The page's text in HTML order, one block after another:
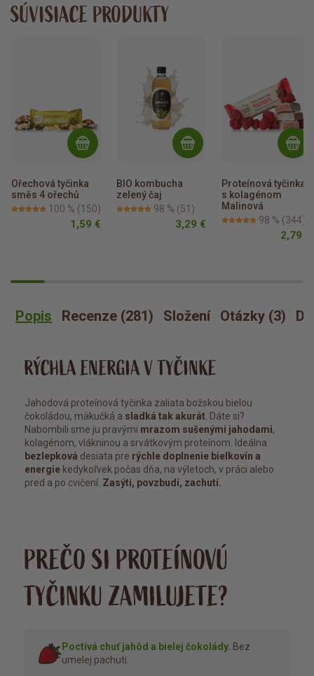
SÚVISIACE PRODUKTY
Ořechová tyčinka
směs 4 ořechů
100 % (150)
1,59 €
BIO kombucha
zelený čaj
98 % (51)
3,29 €
Proteínová tyčinka
s kolagénom
Malinová
98 % (344)
2,79 €
Popis Recenze (281) Složení Otázky (3)
RÝCHLA ENERGIA V TYČINKE
Jahodová proteínová tyčinka zaliata božskou bielou
čokoládou, mäkučká a sladká tak akurát . Dáte si?
Nabombili sme ju pravými mrazom sušenými jahodami,
kolagénom, vlákninou a srvátkovým proteínom. Ideálna
bezlepková desiata pre rýchle doplnenie bielkovín a
energie kedykoľvek počas dňa, na výletoch, v práci alebo
pred a po cvičení. Zasýti, povzbudí, zachutí.
PREČO SI PROTEÍNOVÚ
TYČINKU ZAMILUJETE?
Poctivá chuť jahôd a bielej čokolády. Bez
umelej pachuti.